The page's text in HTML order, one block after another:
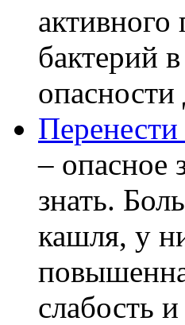
бактерий
Перенести
– опасное
знать.
кашля, у
слабость